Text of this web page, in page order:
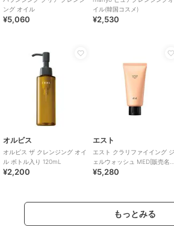
ング オイル
¥5,060
イル(韓国コスメ)
¥2,530
オルビス
オルビス ザ クレンジング オイ
ル ボトル入り 120mL
¥2,200
エスト
エスト クラリファイイング ジ
ェルウォッシュ MED[販売名：
エスト ジェル
¥5,280
もっとみる